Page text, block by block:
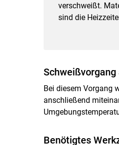
verschweißt.
sind die
Schweißvorgang
Bei diesem Vorgang
anschließend
Benötigtes